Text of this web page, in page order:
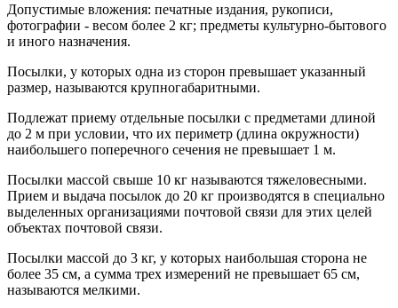
Допустимые вложения: печатные издания, рукописи,
фотографии - весом более 2 кг; предметы культурно-бытового
и иного назначения.
Посылки, у которых одна из сторон превышает указанный
размер, называются крупногабаритными.
Подлежат приему отдельные посылки с предметами длиной
до 2 м при условии, что их периметр (длина окружности)
наибольшего поперечного сечения не превышает 1 м.
Посылки массой свыше 10 кг называются тяжеловесными.
Прием и выдача посылок до 20 кг производятся в специально
выделенных организациями почтовой связи для этих целей
объектах почтовой связи.
Посылки массой до 3 кг, у которых наибольшая сторона не
более 35 см, а сумма трех измерений не превышает 65 см,
называются мелкими.